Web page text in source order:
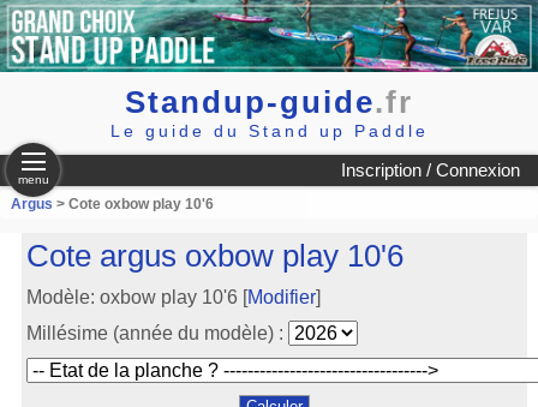
Standup-guide.fr
Le guide du Stand up Paddle
Inscription / Connexion
menu
Argus > Cote oxbow play 10'6
Cote argus oxbow play 10'6
Modèle: oxbow play 10'6 [Modifier]
Millésime (année du modèle) :